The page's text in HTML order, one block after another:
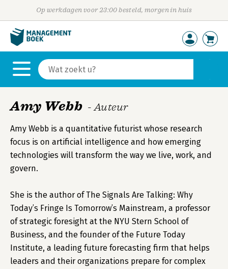
Op werkdagen voor 23:00 besteld, morgen in huis
Amy Webb - Auteur
Amy Webb is a quantitative futurist whose research
focus is on artificial intelligence and how emerging
technologies will transform the way we live, work, and
govern.
She is the author of The Signals Are Talking: Why
Today’s Fringe Is Tomorrow’s Mainstream, a professor
of strategic foresight at the NYU Stern School of
Business, and the founder of the Future Today
Institute, a leading future forecasting firm that helps
leaders and their organizations prepare for complex